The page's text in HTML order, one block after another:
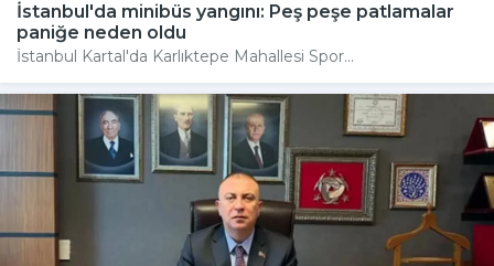
İstanbul'da minibüs yangını: Peş peşe patlamalar
paniğe neden oldu
İstanbul Kartal'da Karlıktepe Mahallesi Spor...